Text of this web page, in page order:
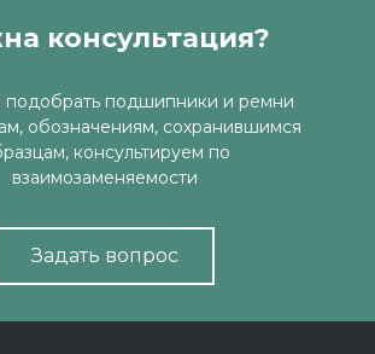
консультация?
подшипники и ремни
обозначениям, сохранившимся
консультируем по
взаимозаменяемости
Задать вопрос